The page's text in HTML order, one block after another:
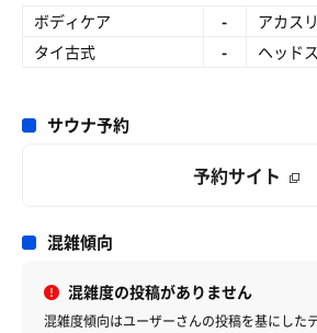
ボディケア - アカスリ
タイ古式
- ヘッド
サウナ予約
予約サイト
混雑傾向
混雑度の投稿がありません
混雑度傾向はユーザーさんの投稿を基にした